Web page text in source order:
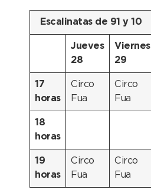
Escalinatas de 91 y 10
Jueves
28
Viernes
29
17
horas
Circo
Fua
Circo
Fua
18
horas
19
horas
Circo
Fua
Circo
Fua